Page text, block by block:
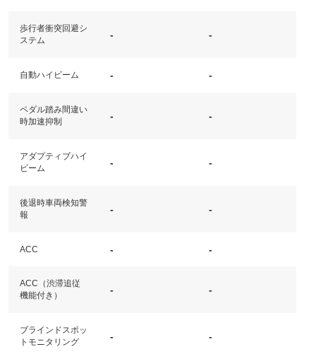
歩行者衝突回避シ
ステム
- -
自動ハイビーム - -
ペダル踏み間違い
時加速抑制
- -
アダプティブハイ
ビーム
- -
後退時車両検知警
報
- -
ACC - -
ACC（渋滞追従
機能付き）
- -
ブラインドスポッ
トモニタリング
- -